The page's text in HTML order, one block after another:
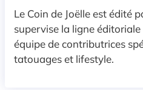
Le Coin de Joëlle est édité
supervise la ligne
équipe de contributrices
tatouages et lifestyle.